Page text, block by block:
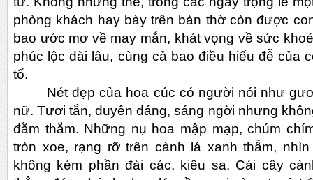
phòng khách hay bày trên bàn thờ còn được
bao ước mơ về may mắn, khát vọng về sức
phúc lộc dài lâu, cùng cả bao điều hiếu đễ của
tổ.
Nét đẹp của hoa cúc có người nói như
nữ. Tươi tắn, duyên dáng, sáng ngời nhưng
đằm thắm. Những nụ hoa mập mạp, chúm
tròn xoe, rạng rỡ trên cành lá xanh thẫm,
không kém phần đài các, kiêu sa. Cái cây